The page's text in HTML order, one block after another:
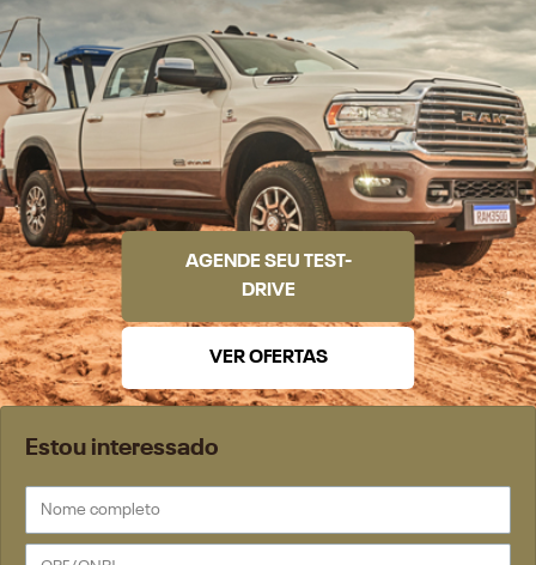
Estou interessado
AGENDE SEU TEST-
DRIVE
VER OFERTAS